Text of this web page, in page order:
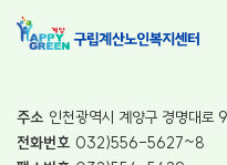
주소 인천광역시 계양구 경명대
전화번호 032)556-5627~8